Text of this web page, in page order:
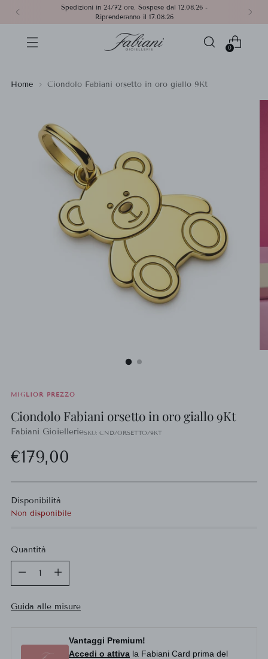
Spedizioni in 24/72 ore. Sospese dal 12.08.26 -
Riprenderanno il 17.08.26
0
Home Ciondolo Fabiani orsetto in oro giallo 9Kt
MIGLIOR PREZZO
Ciondolo Fabiani orsetto in oro giallo 9Kt
Fabiani GioiellerieSKU: CND/ORSETTO/9KT
Prezzo
di
listino
€179,00
Disponibilità
Non disponibile
Quantità
Guida alle misure
Vantaggi Premium!
Accedi o attiva la Fabiani Card prima del